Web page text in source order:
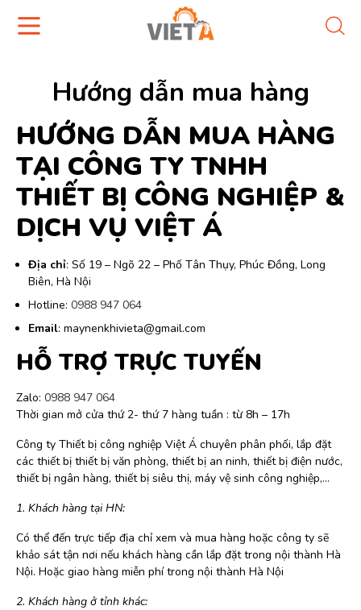
Hướng dẫn mua hàng
HƯỚNG DẪN MUA HÀNG
TẠI CÔNG TY TNHH
THIẾT BỊ CÔNG NGHIỆP &
DỊCH VỤ VIỆT Á
Địa chỉ: Số 19 – Ngõ 22 – Phố Tân Thụy, Phúc Đồng, Long
Biên, Hà Nội
Hotline: 0988 947 064
Email: maynenkhivieta@gmail.com
HỖ TRỢ TRỰC TUYẾN
Zalo: 0988 947 064
Thời gian mở cửa thứ 2- thứ 7 hàng tuần : từ 8h – 17h
Công ty Thiết bị công nghiệp Việt Á chuyên phân phối, lắp đặt
các thiết bị thiết bị văn phòng, thiết bị an ninh, thiết bị điện nước,
thiết bị ngân hàng, thiết bị siêu thị, máy vệ sinh công nghiệp,…
1. Khách hàng tại HN:
Có thể đến trực tiếp địa chỉ xem và mua hàng hoặc công ty sẽ
khảo sát tận nơi nếu khách hàng cần lắp đặt trong nội thành Hà
Nội. Hoặc giao hàng miễn phí trong nội thành Hà Nội
2. Khách hàng ở tỉnh khác: